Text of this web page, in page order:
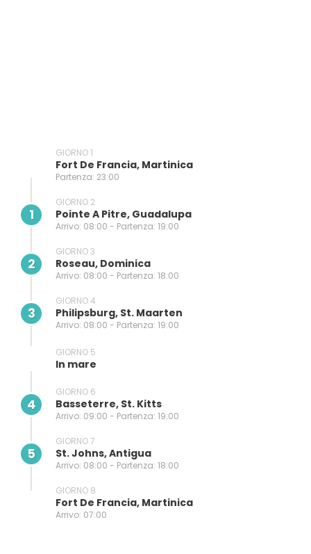
GIORNO 1
Fort De Francia, Martinica
Partenza: 23:00
1
GIORNO 2
Pointe A Pitre, Guadalupa
Arrivo: 08:00 - Partenza: 19:00
2
GIORNO 3
Roseau, Dominica
Arrivo: 08:00 - Partenza: 18:00
3
GIORNO 4
Philipsburg, St. Maarten
Arrivo: 08:00 - Partenza: 19:00
GIORNO 5
In mare
4
GIORNO 6
Basseterre, St. Kitts
Arrivo: 09:00 - Partenza: 19:00
5
GIORNO 7
St. Johns, Antigua
Arrivo: 08:00 - Partenza: 18:00
GIORNO 8
Fort De Francia, Martinica
Arrivo: 07:00